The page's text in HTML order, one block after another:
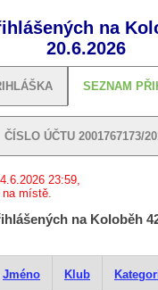
na
20.6.2026
SEZNAM
ČÍSLO ÚČTU 2001767173/
23:59,
místě.
na Koloběh
Jméno Klub